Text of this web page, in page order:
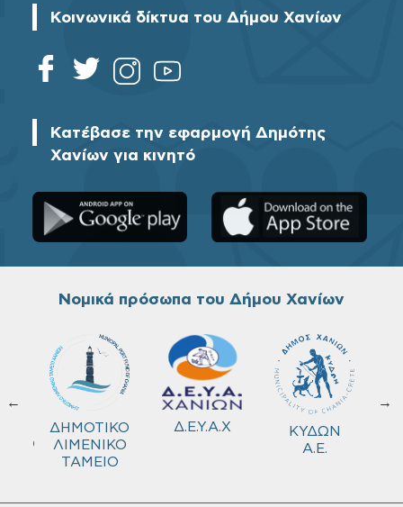
Κοινωνικά δίκτυα του Δήμου Χανίων
Κατέβασε την εφαρμογή Δημότης
Χανίων για κινητό
Νομικά πρόσωπα του Δήμου Χανίων
←
ΔΗΜΟΤΙΚΟ
ΛΙΜΕΝΙΚΟ
ΤΑΜΕΙΟ
Δ.Ε.Υ.Α.Χ
ΚΥΔΩΝ
Α.Ε.
→